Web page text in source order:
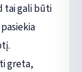
tai gali būti
greta,